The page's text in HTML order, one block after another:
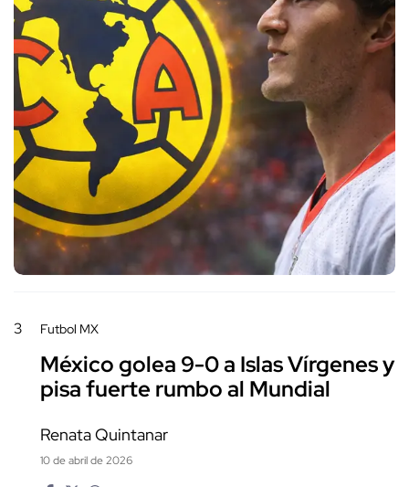
3 Futbol MX
México golea 9-0 a Islas Vírgenes y
pisa fuerte rumbo al Mundial
Renata Quintanar
10 de abril de 2026